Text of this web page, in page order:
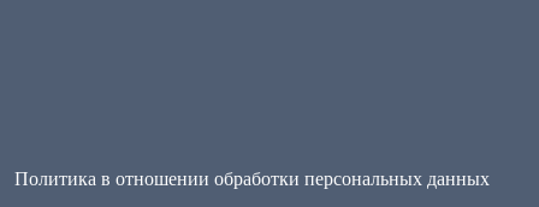
Политика в отношении обработки персональных данных